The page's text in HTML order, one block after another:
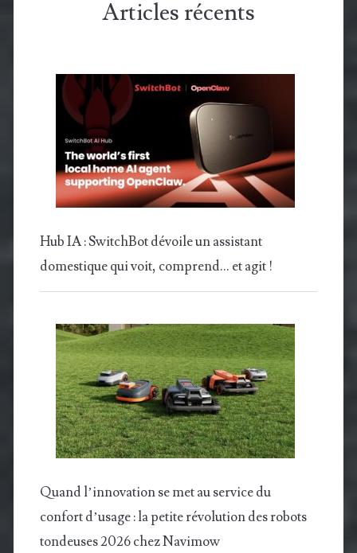
Articles récents
Hub IA : SwitchBot dévoile un assistant
domestique qui voit, comprend… et agit !
Quand l’innovation se met au service du
confort d’usage : la petite révolution des robots
tondeuses 2026 chez Navimow